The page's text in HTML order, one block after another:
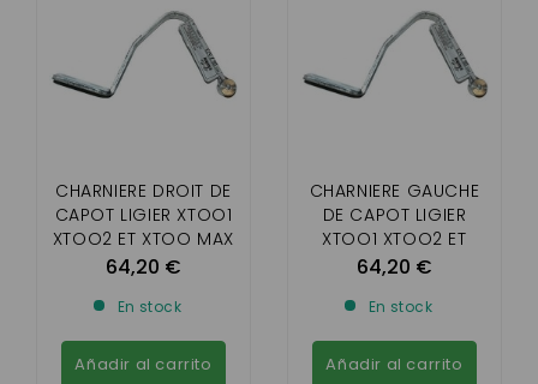
CHARNIERE DROIT DE
CAPOT LIGIER XTOO1
XTOO2 ET XTOO MAX
64,20 €
En stock
Añadir al carrito
CHARNIERE GAUCHE
DE CAPOT LIGIER
XTOO1 XTOO2 ET
XTOO MAX
64,20 €
En stock
Añadir al carrito